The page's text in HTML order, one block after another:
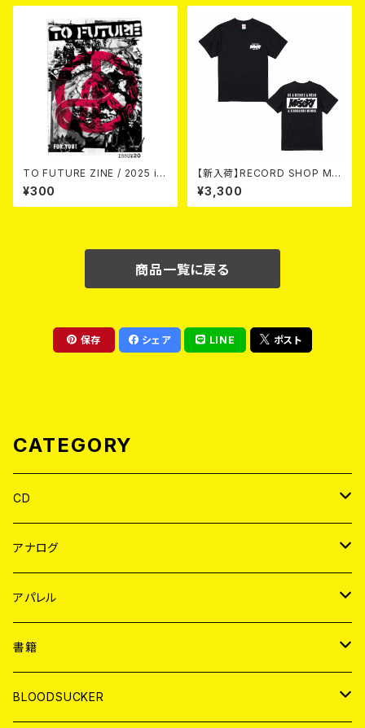
TO FUTURE ZINE / 2025 is
sue 20 (zine)
¥300
【新入荷】RECORD SHOP MIS
ERY / 33th anniversary T-s
hirts (black ①)
¥3,300
商品一覧に戻る
保存 シェア LINE ポスト
CATEGORY
CD
JAPAN
WORLD
アナログ
JAPAN
７EP
LP
WORLD
7EP
アパレル
JAPAN
T-shirt
WORLD
書籍
MAGAZINE
BLOODSUCKER